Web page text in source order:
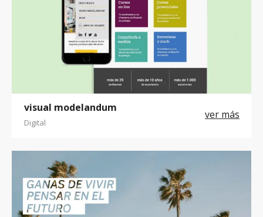
visual modelandum
Digital